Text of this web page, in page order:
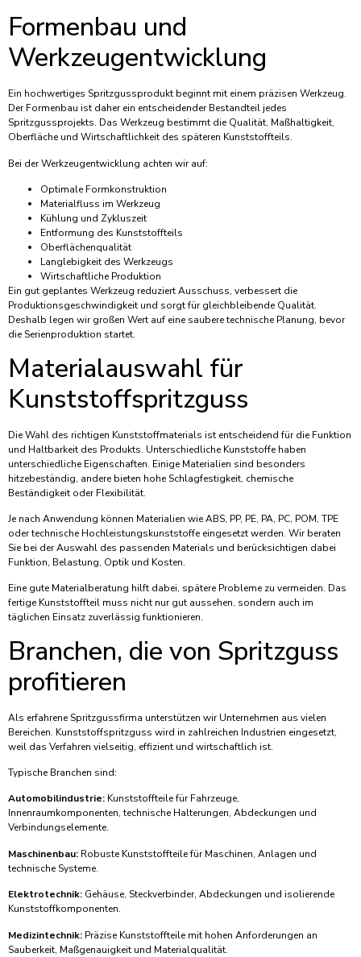
Formenbau und
Werkzeugentwicklung
Ein hochwertiges Spritzgussprodukt beginnt mit einem präzisen Werkzeug.
Der Formenbau ist daher ein entscheidender Bestandteil jedes
Spritzgussprojekts. Das Werkzeug bestimmt die Qualität, Maßhaltigkeit,
Oberfläche und Wirtschaftlichkeit des späteren Kunststoffteils.
Bei der Werkzeugentwicklung achten wir auf:
Optimale Formkonstruktion
Materialfluss im Werkzeug
Kühlung und Zykluszeit
Entformung des Kunststoffteils
Oberflächenqualität
Langlebigkeit des Werkzeugs
Wirtschaftliche Produktion
Ein gut geplantes Werkzeug reduziert Ausschuss, verbessert die
Produktionsgeschwindigkeit und sorgt für gleichbleibende Qualität.
Deshalb legen wir großen Wert auf eine saubere technische Planung, bevor
die Serienproduktion startet.
Materialauswahl für
Kunststoffspritzguss
Die Wahl des richtigen Kunststoffmaterials ist entscheidend für die Funktion
und Haltbarkeit des Produkts. Unterschiedliche Kunststoffe haben
unterschiedliche Eigenschaften. Einige Materialien sind besonders
hitzebeständig, andere bieten hohe Schlagfestigkeit, chemische
Beständigkeit oder Flexibilität.
Je nach Anwendung können Materialien wie ABS, PP, PE, PA, PC, POM, TPE
oder technische Hochleistungskunststoffe eingesetzt werden. Wir beraten
Sie bei der Auswahl des passenden Materials und berücksichtigen dabei
Funktion, Belastung, Optik und Kosten.
Eine gute Materialberatung hilft dabei, spätere Probleme zu vermeiden. Das
fertige Kunststoffteil muss nicht nur gut aussehen, sondern auch im
täglichen Einsatz zuverlässig funktionieren.
Branchen, die von Spritzguss
profitieren
Als erfahrene Spritzgussfirma unterstützen wir Unternehmen aus vielen
Bereichen. Kunststoffspritzguss wird in zahlreichen Industrien eingesetzt,
weil das Verfahren vielseitig, effizient und wirtschaftlich ist.
Typische Branchen sind:
Automobilindustrie: Kunststoffteile für Fahrzeuge,
Innenraumkomponenten, technische Halterungen, Abdeckungen und
Verbindungselemente.
Maschinenbau: Robuste Kunststoffteile für Maschinen, Anlagen und
technische Systeme.
Elektrotechnik: Gehäuse, Steckverbinder, Abdeckungen und isolierende
Kunststoffkomponenten.
Medizintechnik: Präzise Kunststoffteile mit hohen Anforderungen an
Sauberkeit, Maßgenauigkeit und Materialqualität.